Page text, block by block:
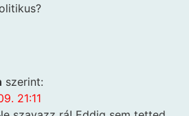
szerint:
21:11